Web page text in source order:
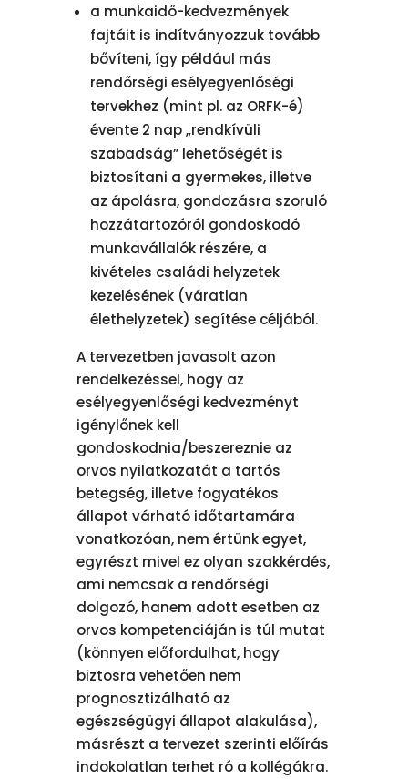
a munkaidő-kedvezmények
fajtáit is indítványozzuk tovább
bővíteni, így például más
rendőrségi esélyegyenlőségi
tervekhez (mint pl. az ORFK-é)
évente 2 nap „rendkívüli
szabadság” lehetőségét is
biztosítani a gyermekes, illetve
az ápolásra, gondozásra szoruló
hozzátartozóról gondoskodó
munkavállalók részére, a
kivételes családi helyzetek
kezelésének (váratlan
élethelyzetek) segítése céljából.
A tervezetben javasolt azon
rendelkezéssel, hogy az
esélyegyenlőségi kedvezményt
igénylőnek kell
gondoskodnia/beszereznie az
orvos nyilatkozatát a tartós
betegség, illetve fogyatékos
állapot várható időtartamára
vonatkozóan, nem értünk egyet,
egyrészt mivel ez olyan szakkérdés,
ami nemcsak a rendőrségi
dolgozó, hanem adott esetben az
orvos kompetenciáján is túl mutat
(könnyen előfordulhat, hogy
biztosra vehetően nem
prognosztizálható az
egészségügyi állapot alakulása),
másrészt a tervezet szerinti előírás
indokolatlan terhet ró a kollégákra.